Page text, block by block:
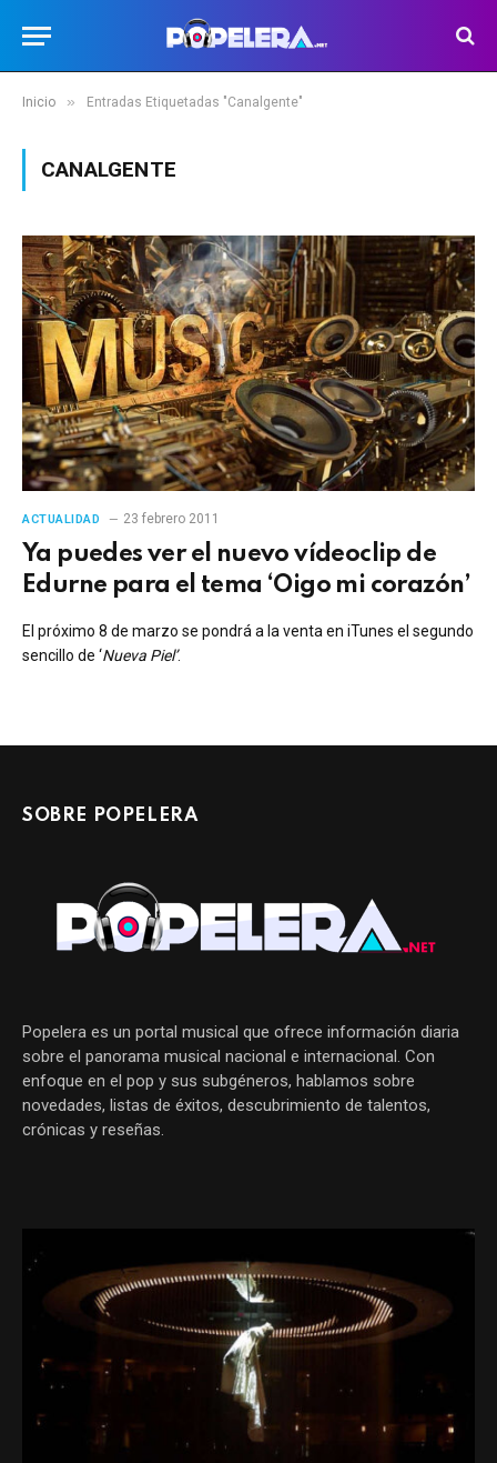
Inicio » Entradas Etiquetadas "Canalgente"
CANALGENTE
ACTUALIDAD 23 febrero 2011
Ya puedes ver el nuevo vídeoclip de
Edurne para el tema ‘Oigo mi corazón’
El próximo 8 de marzo se pondrá a la venta en iTunes el segundo
sencillo de ‘Nueva Piel’.
SOBRE POPELERA
Popelera es un portal musical que ofrece información diaria
sobre el panorama musical nacional e internacional. Con
enfoque en el pop y sus subgéneros, hablamos sobre
novedades, listas de éxitos, descubrimiento de talentos,
crónicas y reseñas.